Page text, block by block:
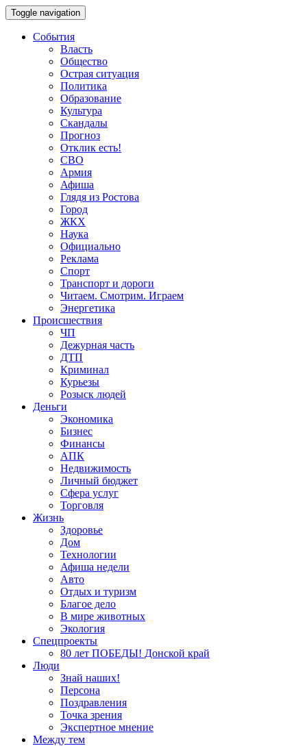
Toggle navigation
События
Власть
Общество
Острая ситуация
Политика
Образование
Культура
Скандалы
Прогноз
Отклик есть!
СВО
Армия
Афиша
Глядя из Ростова
Город
ЖКХ
Наука
Официально
Реклама
Спорт
Транспорт и дороги
Читаем. Смотрим. Играем
Энергетика
Происшествия
ЧП
Дежурная часть
ДТП
Криминал
Курьезы
Розыск людей
Деньги
Экономика
Бизнес
Финансы
АПК
Недвижимость
Личный бюджет
Сфера услуг
Торговля
Жизнь
Здоровье
Дом
Технологии
Афиша недели
Авто
Отдых и туризм
Благое дело
В мире животных
Экология
Спецпроекты
80 лет ПОБЕДЫ! Донской край
Люди
Знай наших!
Персона
Поздравления
Точка зрения
Экспертное мнение
Между тем